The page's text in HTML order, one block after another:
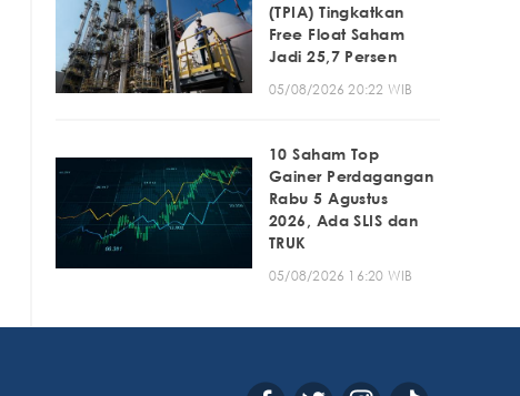
(TPIA) Tingkatkan
Free Float Saham
Jadi 25,7 Persen
05/08/2026 20:22 WIB
10 Saham Top
Gainer Perdagangan
Rabu 5 Agustus
2026, Ada SLIS dan
TRUK
05/08/2026 16:20 WIB